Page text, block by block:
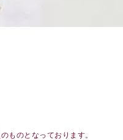
ものとなっております。